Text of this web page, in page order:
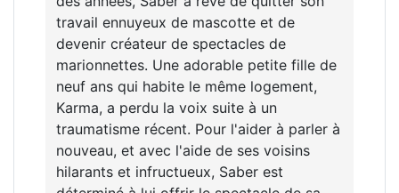
travail ennuyeux de mascotte et de
devenir créateur de spectacles de
marionnettes. Une adorable petite fille de
neuf ans qui habite le même logement,
Karma, a perdu la voix suite à un
traumatisme récent. Pour l'aider à parler à
nouveau, et avec l'aide de ses voisins
hilarants et infructueux, Saber est